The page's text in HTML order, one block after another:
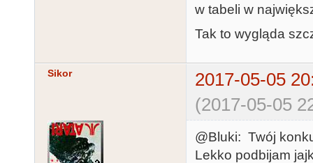
w tabeli w
Tak to wygląda
Sikor
2017-05-05
(2017-05-05
@Bluki: Twój
Lekko podbijam